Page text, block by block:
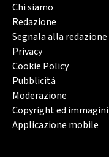
Chi siamo
Redazione
Segnala alla redazione
Privacy
Cookie Policy
Pubblicità
Moderazione
Copyright ed immagini
Applicazione mobile